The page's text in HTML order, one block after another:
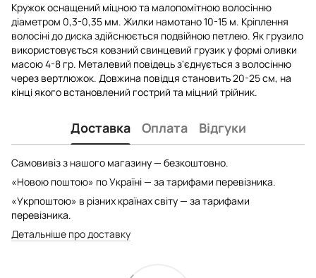
Кружок оснащений міцною та малопомітною волосінню
діаметром 0,3-0,35 мм. Жилки намотано 10-15 м. Кріплення
волосіні до диска здійснюється подвійною петлею. Як грузило
використовується ковзний свинцевий грузик у формі оливки
масою 4-8 гр. Металевий повідець з'єднується з волосінню
через вертлюжок. Довжина повідця становить 20-25 см, на
кінці якого встановлений гострий та міцний трійник.
Доставка Оплата Відгуки
Самовивіз з нашого магазину — безкоштовно.
«Новою поштою» по Україні — за тарифами перевізника.
«Укрпоштою» в різних країнах світу — за тарифами
перевізника.
Детальніше про доставку